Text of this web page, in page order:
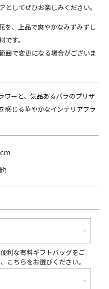
としてぜひお楽しみください。
を、上品で爽やかなみずみずし
す。
囲で変更になる場合がございま
ワーと、気品あるバラのプリザ
感じる華やかなインテリアフラ
利な有料ギフトバッグをご
こちらをお選びください。